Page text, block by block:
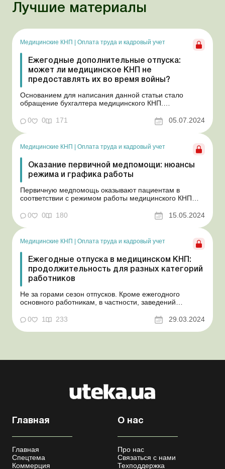
Лучшие материалы
Медицинские КНП Оплата труда и кадровый учет
Ежегодные дополнительные отпуска:
может ли медицинское КНП не
предоставлять их во время войны?
Основанием для написания данной статьи стало
обращение бухгалтера медицинского КНП.
несколько видов дополнительных ежегодных отпусков
как за вредные и тяжелые условия труда, так и за
особый характер труда, в частности за
ненормированный рабочий день. Мо...
0 0 171 05.07.2024
Медицинские КНП | Оплата труда и кадровый учет
Оказание первичной медпомощи: нюансы
режима и графика работы
Первичную медпомощь оказывают пациентам в
соответствии с режимом работы медицинского КНП
когда ему болеть, и организм не подстроен под график
работы медзаведений. Поэтому иногда возникает
необходимость обратиться за медпомощью вне часов
приема пациен...
0 0 180 15.05.2024
Медицинские КНП | Оплата труда и кадровый учет
Ежегодные отпуска в медицинском КНП:
продолжительность для разных категорий
работников
Не за горами сезон отпусков. Кроме ежегодного
основного работникам, в частности, заведений
дополнительные отпуска. И здесь многое зависит от
профиля заведения, выполняемой работы, должности
или профессии, стажа работы. Поэтому медицинским
0 1 233 29.03.2024
Главная
Главная
Спецтема
Коммерция
О нас
Про нас
Связаться с нами
Техподдержка